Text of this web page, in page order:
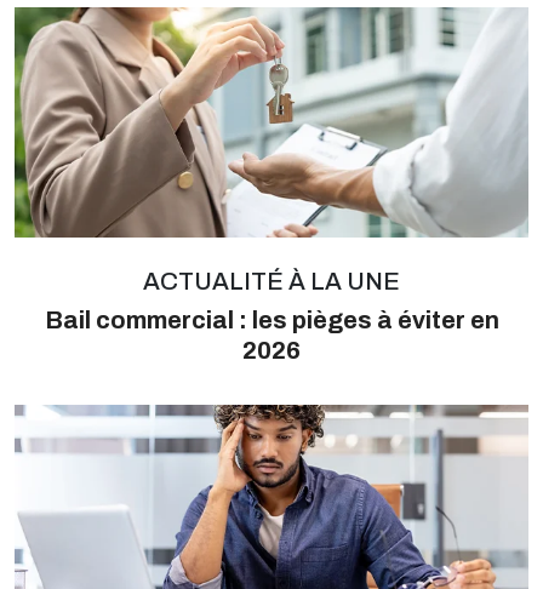
ACTUALITÉ À LA UNE
Bail commercial : les pièges à éviter en
2026